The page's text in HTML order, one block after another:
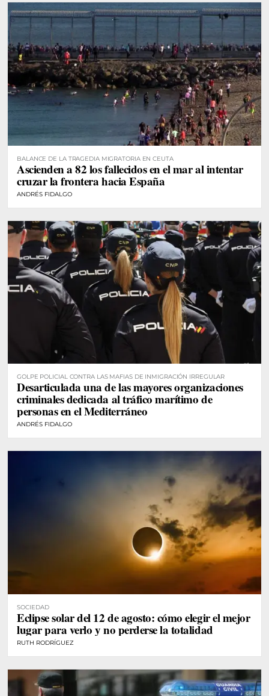
BALANCE DE LA TRAGEDIA MIGRATORIA EN CEUTA
Ascienden a 82 los fallecidos en el mar al intentar
cruzar la frontera hacia España
ANDRÉS FIDALGO
GOLPE POLICIAL CONTRA LAS MAFIAS DE INMIGRACIÓN IRREGULAR
Desarticulada una de las mayores organizaciones
criminales dedicada al tráfico marítimo de
personas en el Mediterráneo
ANDRÉS FIDALGO
SOCIEDAD
Eclipse solar del 12 de agosto: cómo elegir el mejor
lugar para verlo y no perderse la totalidad
RUTH RODRÍGUEZ